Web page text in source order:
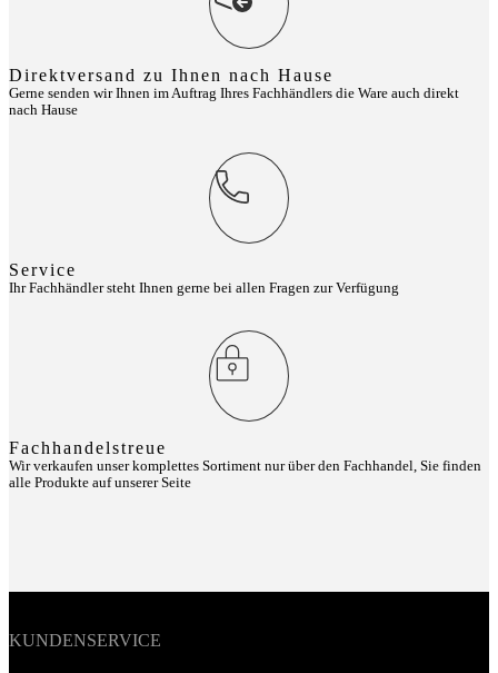
Direktversand zu Ihnen nach Hause
Gerne senden wir Ihnen im Auftrag Ihres Fachhändlers die Ware auch direkt
nach Hause
Service
Ihr Fachhändler steht Ihnen gerne bei allen Fragen zur Verfügung
Fachhandelstreue
Wir verkaufen unser komplettes Sortiment nur über den Fachhandel, Sie finden
alle Produkte auf unserer Seite
KUNDENSERVICE